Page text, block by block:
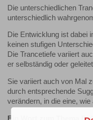
Die unterschiedlichen
unterschiedlich
Die Entwicklung ist dabei
keinen stufigen
Die Trancetiefe variiert
er selbständig oder
Sie variiert auch von Mal
durch entsprechende
verändern, in die eine,
Ein Wort zum Thema